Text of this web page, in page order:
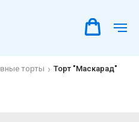
торты Торт "Маскарад"